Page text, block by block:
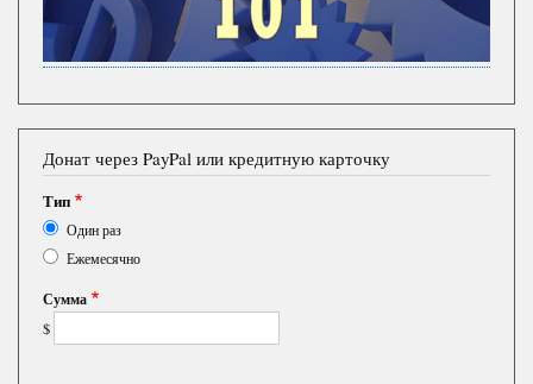
Донат через PayPal или кредитную карточку
Тип
Один раз
Ежемесячно
Сумма
$